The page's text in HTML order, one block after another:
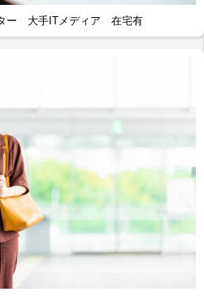
ー 大手ITメディア 在宅有